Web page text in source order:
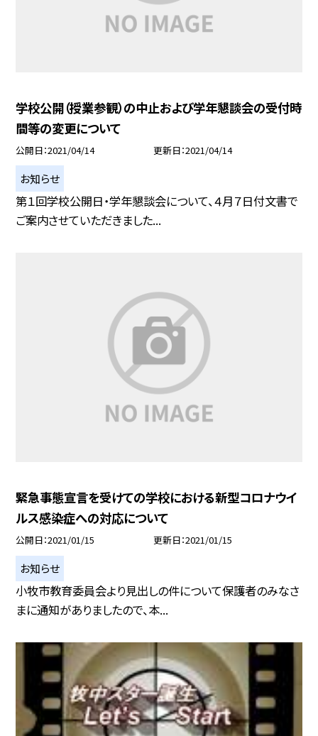
学校公開（授業参観）の中止および学年懇談会の受付時
間等の変更について
公開日 2021/04/14 更新日 2021/04/14
お知らせ
第１回学校公開日・学年懇談会について、４月７日付文書で
ご案内させていただきました...
緊急事態宣言を受けての学校における新型コロナウイ
ルス感染症への対応について
公開日 2021/01/15 更新日 2021/01/15
お知らせ
小牧市教育委員会より見出しの件について保護者のみなさ
まに通知がありましたので、本...